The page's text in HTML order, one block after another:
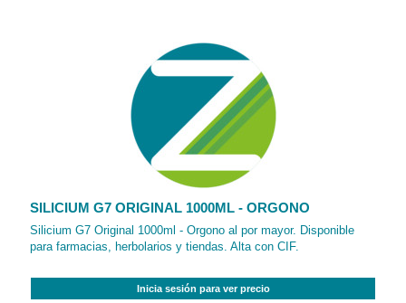
SILICIUM G7 ORIGINAL 1000ML - ORGONO
Silicium G7 Original 1000ml - Orgono al por mayor. Disponible
para farmacias, herbolarios y tiendas. Alta con CIF.
Inicia sesión para ver precio